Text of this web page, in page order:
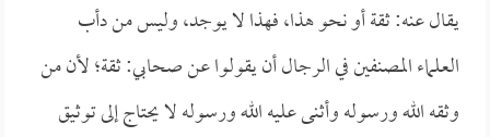
يقال عنه: ثقة أو نحو هذا، فهذا لا يوجد، وليس من دأب
العلماء المصنفين في الرجال أن يقولوا عن صحابي: ثقة؛ لأن من
وثقه الله ورسوله وأثنى عليه الله ورسوله لا يحتاج إلى توثيق